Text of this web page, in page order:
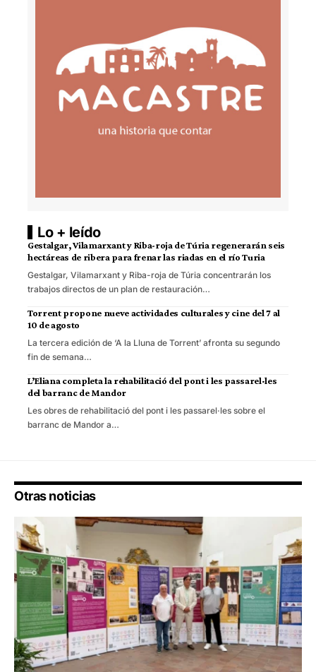
Lo + leído
Gestalgar, Vilamarxant y Riba-roja de Túria regenerarán seis
hectáreas de ribera para frenar las riadas en el río Turia
Gestalgar, Vilamarxant y Riba-roja de Túria concentrarán los
trabajos directos de un plan de restauración…
Torrent propone nueve actividades culturales y cine del 7 al
10 de agosto
La tercera edición de ‘A la Lluna de Torrent’ afronta su segundo
fin de semana…
L’Eliana completa la rehabilitació del pont i les passarel·les
del barranc de Mandor
Les obres de rehabilitació del pont i les passarel·les sobre el
barranc de Mandor a…
Otras noticias